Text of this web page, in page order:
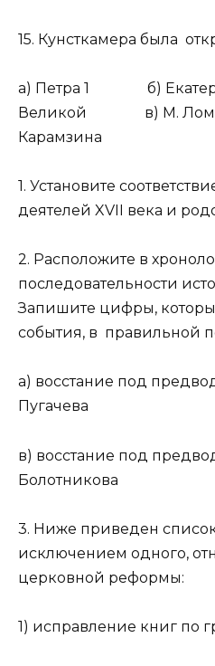
15. Кунсткамера была
а) Петра 1 б)
Великой в) М.
Карамзина
1. Установите
деятелей XVII века и
2. Расположите в
последовательности
Запишите цифры,
события, в правильной
а) восстание под
Пугачева
в) восстание под
Болотникова
3. Ниже приведен
исключением одного,
церковной реформы:
1) исправление книг по